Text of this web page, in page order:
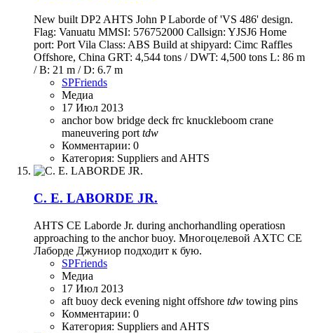
New built DP2 AHTS John P Laborde of 'VS 486' design.
Flag: Vanuatu MMSI: 576752000 Callsign: YJSJ6 Home
port: Port Vila Class: ABS Build at shipyard: Cimc Raffles
Offshore, China GRT: 4,544 tons / DWT: 4,500 tons L: 86 m
/ B: 21 m / D: 6.7 m
SPFriends
Медиа
17 Июл 2013
anchorbow bridge deck frc knuckleboom crane
maneuvering porttdw
Комментарии: 0
Категория: Suppliers and AHTS
C. E. LABORDE JR.
AHTS CE Laborde Jr. during anchorhandling operatiosn
approaching to the anchor buoy. Многоцелевой АХТС СЕ
Лаборде Джуниор подходит к бую.
SPFriends
Медиа
17 Июл 2013
aft buoy deck evening night offshore tdw towing pins
Комментарии: 0
Категория: Suppliers and AHTS